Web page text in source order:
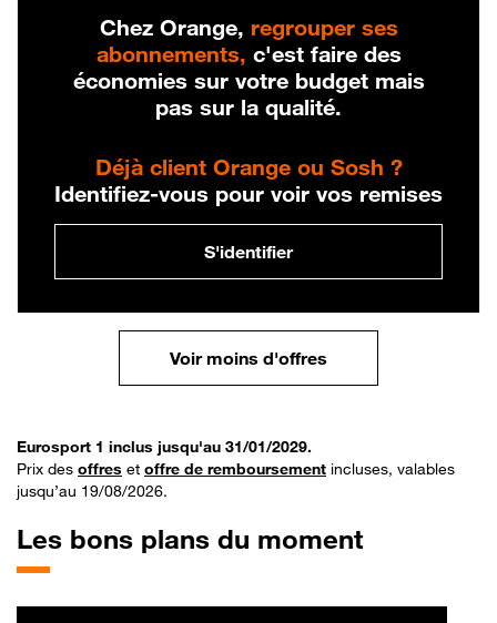
Chez Orange, regrouper ses
abonnements, c'est faire des
économies sur votre budget mais
pas sur la qualité.
Déjà client Orange ou Sosh ?
Identifiez-vous pour voir vos remises
S'identifier
Voir moins d'offres
Eurosport 1 inclus jusqu'au 31/01/2029.
Prix des offres et offre de remboursement incluses, valables
jusqu’au 19/08/2026.
Les bons plans du moment